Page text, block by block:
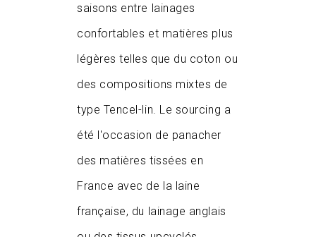
saisons entre lainages
confortables et matières plus
légères telles que du coton ou
des compositions mixtes de
type Tencel-lin. Le sourcing a
été l'occasion de panacher
des matières tissées en
France avec de la laine
française, du lainage anglais